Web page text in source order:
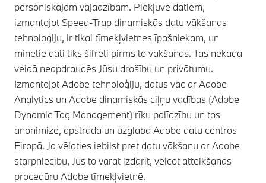
personiskajām vajadzībām. Piekļuve datiem,
izmantojot Speed-Trap dinamiskās datu vākšanas
tehnoloģiju, ir tikai tīmekļvietnes īpašniekam, un
minētie dati tiks šifrēti pirms to vākšanas. Tas nekādā
veidā neapdraudēs Jūsu drošību un privātumu.
Izmantojot Adobe tehnoloģiju, datus vāc ar Adobe
Analytics un Adobe dinamiskās ciļņu vadības (Adobe
Dynamic Tag Management) rīku palīdzību un tos
anonimizē, apstrādā un uzglabā Adobe datu centros
Eiropā. Ja vēlaties iebilst pret datu vākšanu ar Adobe
starpniecību, Jūs to varat izdarīt, veicot atteikšanās
procedūru Adobe tīmekļvietnē.